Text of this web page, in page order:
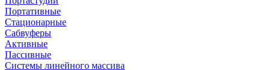
Портативные
Стационарные
Сабвуферы
Активные
Пассивные
Системы линейного массива